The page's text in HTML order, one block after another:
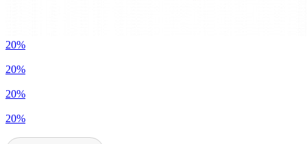
20%
20%
20%
20%